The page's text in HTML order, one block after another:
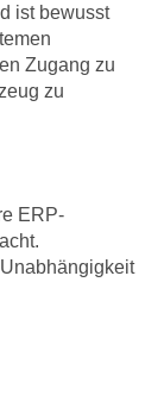
ist bewusst
Zugang zu
zu
ERP-